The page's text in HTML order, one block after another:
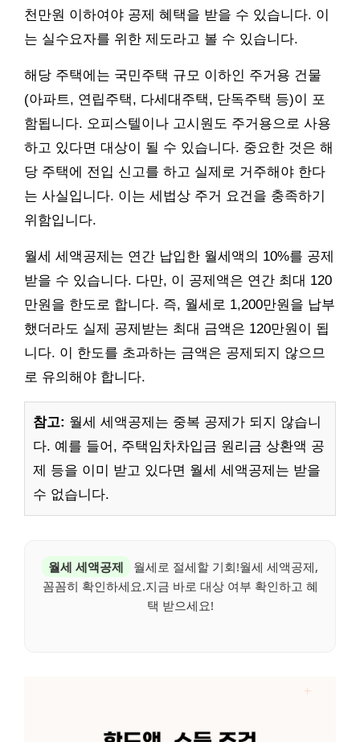
천만원 이하여야 공제 혜택을 받을 수 있습니다. 이
는 실수요자를 위한 제도라고 볼 수 있습니다.
해당 주택에는 국민주택 규모 이하인 주거용 건물
(아파트, 연립주택, 다세대주택, 단독주택 등)이 포
함됩니다. 오피스텔이나 고시원도 주거용으로 사용
하고 있다면 대상이 될 수 있습니다. 중요한 것은 해
당 주택에 전입 신고를 하고 실제로 거주해야 한다
는 사실입니다. 이는 세법상 주거 요건을 충족하기
위함입니다.
월세 세액공제는 연간 납입한 월세액의 10%를 공제
받을 수 있습니다. 다만, 이 공제액은 연간 최대 120
만원을 한도로 합니다. 즉, 월세로 1,200만원을 납부
했더라도 실제 공제받는 최대 금액은 120만원이 됩
니다. 이 한도를 초과하는 금액은 공제되지 않으므
로 유의해야 합니다.
참고: 월세 세액공제는 중복 공제가 되지 않습니
다. 예를 들어, 주택임차차입금 원리금 상환액 공
제 등을 이미 받고 있다면 월세 세액공제는 받을
수 없습니다.
월세 세액공제
월세로 절세할 기회!월세 세액공제,
꼼꼼히 확인하세요.지금 바로 대상 여부 확인하고 혜
택 받으세요!